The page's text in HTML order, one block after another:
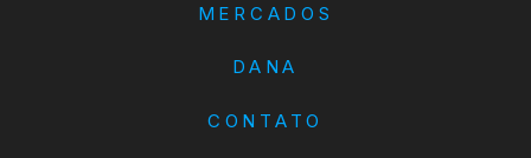
MERCADOS
DANA
CONTATO